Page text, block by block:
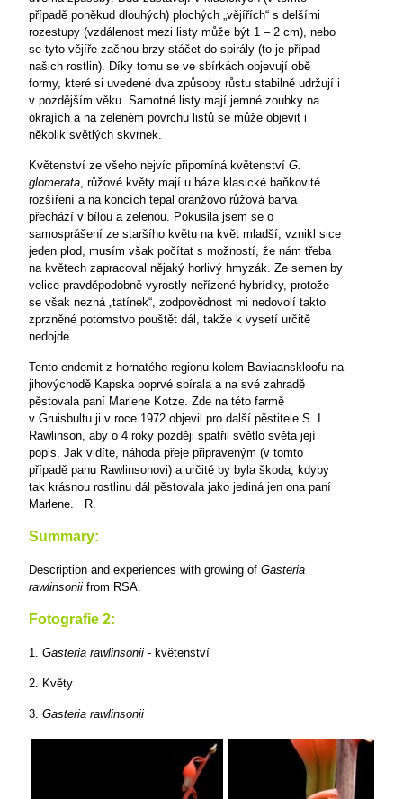
případě poněkud dlouhých) plochých „vějířích“ s delšími
rozestupy (vzdálenost mezi listy může být 1 – 2 cm), nebo
se tyto vějíře začnou brzy stáčet do spirály (to je případ
našich rostlin). Díky tomu se ve sbírkách objevují obě
formy, které si uvedené dva způsoby růstu stabilně udržují i
v pozdějším věku. Samotné listy mají jemné zoubky na
okrajích a na zeleném povrchu listů se může objevit i
několik světlých skvrnek.
Květenství ze všeho nejvíc připomíná květenství G.
glomerata, růžové květy mají u báze klasické baňkovité
rozšíření a na koncích tepal oranžovo růžová barva
přechází v bílou a zelenou. Pokusila jsem se o
samosprášení ze staršího květu na květ mladší, vznikl sice
jeden plod, musím však počítat s možností, že nám třeba
na květech zapracoval nějaký horlivý hmyzák. Ze semen by
velice pravděpodobně vyrostly neřízené hybrídky, protože
se však nezná „tatínek“, zodpovědnost mi nedovolí takto
zprzněné potomstvo pouštět dál, takže k vysetí určitě
nedojde.
Tento endemit z hornatého regionu kolem Baviaanskloofu na
jihovýchodě Kapska poprvé sbírala a na své zahradě
pěstovala paní Marlene Kotze. Zde na této farmě
v Gruisbultu ji v roce 1972 objevil pro další pěstitele S. I.
Rawlinson, aby o 4 roky později spatřil světlo světa její
popis. Jak vidíte, náhoda přeje připraveným (v tomto
případě panu Rawlinsonovi) a určitě by byla škoda, kdyby
tak krásnou rostlinu dál pěstovala jako jediná jen ona paní
Marlene.
R.
Summary:
Description and experiences with growing of Gasteria
rawlinsonii from RSA.
Fotografie 2:
1. Gasteria rawlinsonii - květenství
2. Květy
3. Gasteria rawlinsonii